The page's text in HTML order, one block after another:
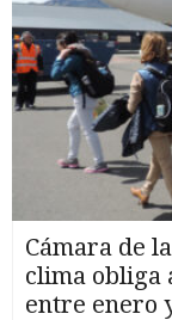
Cámara de
clima obliga
entre enero